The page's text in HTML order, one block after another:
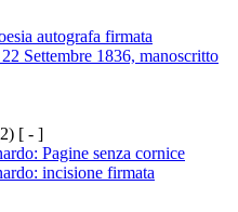
autografa firmata
Settembre 1836, manoscritto
[ - ]
Pagine senza cornice
incisione firmata